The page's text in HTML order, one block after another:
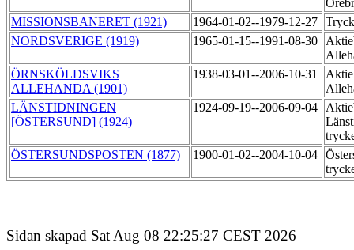
MISSIONSBANERET (1921)
1964-01-02--1979-12-27
NORDSVERIGE (1919)
1965-01-15--1991-08-30
ÖRNSKÖLDSVIKS
ALLEHANDA (1901)
1938-03-01--2006-10-31
LÄNSTIDNINGEN
[ÖSTERSUND] (1924)
1924-09-19--2006-09-04
ÖSTERSUNDSPOSTEN (1877)
1900-01-02--2004-10-04
Sidan skapad Sat Aug 08 22:25:27 CEST 2026